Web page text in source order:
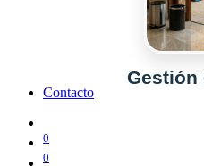
Gestión
Contacto
0
0